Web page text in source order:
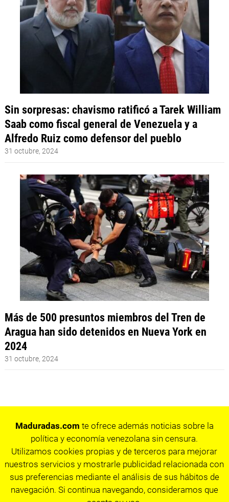
Sin sorpresas: chavismo ratificó a Tarek William
Saab como fiscal general de Venezuela y a
Alfredo Ruiz como defensor del pueblo
31 octubre, 2024
Más de 500 presuntos miembros del Tren de
Aragua han sido detenidos en Nueva York en
2024
31 octubre, 2024
Maduradas.com te ofrece además noticias sobre la
política y economía venezolana sin censura.
Utilizamos cookies propias y de terceros para mejorar
nuestros servicios y mostrarle publicidad relacionada con
sus preferencias mediante el análisis de sus hábitos de
navegación. Si continua navegando, consideramos que